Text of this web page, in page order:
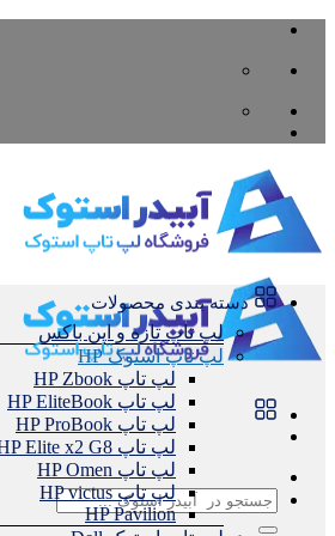
Skip
content
جستجو
دسته بندی محصولات
لپ تاپ تازه و اپن باکس
لپ تاپ استوک HP
لپ تاپ HP Zbook
لپ تاپ HP EliteBook
لپ تاپ HP ProBook
لپ تاپ HP Elite x2 G8
لپ تاپ HP Omen
لپ تاپ HP victus
HP Pavilion